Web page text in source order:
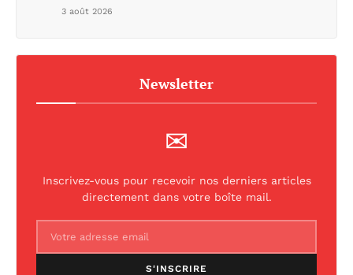
3 août 2026
Newsletter
✉
Inscrivez-vous pour recevoir nos derniers articles
directement dans votre boîte mail.
S'INSCRIRE